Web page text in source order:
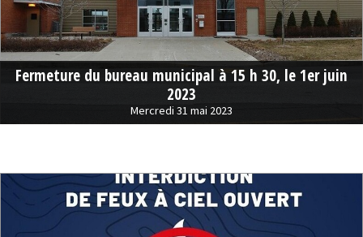
(Environnement )
Fermeture du bureau municipal à 15 h 30, le 1er juin
2023
Mercredi 31 mai 2023